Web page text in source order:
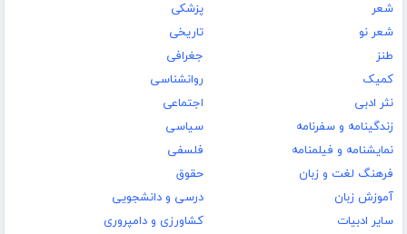
شعر
شعر نو
طنز
کمیک
نثر ادبی
زندگینامه و سفرنامه
نمایشنامه و فیلمنامه
فرهنگ لغت و زبان
آموزش زبان
سایر ادبیات
پزشکی
تاریخی
جغرافی
روانشناسی
اجتماعی
سیاسی
فلسفی
حقوق
درسی و دانشجویی
کشاورزی و دامپروری